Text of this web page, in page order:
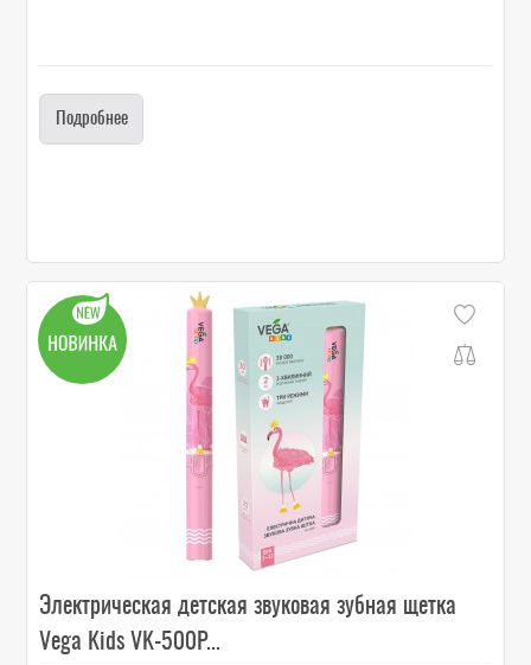
Подробнее
Электрическая детская звуковая зубная щетка
Vega Kids VK-500P...